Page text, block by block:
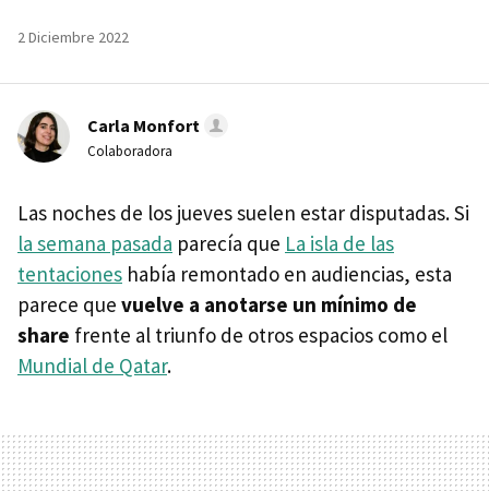
2 Diciembre 2022
Carla Monfort
Colaboradora
Las noches de los jueves suelen estar disputadas. Si
la semana pasada parecía que La isla de las
tentaciones había remontado en audiencias, esta
parece que vuelve a anotarse un mínimo de
share frente al triunfo de otros espacios como el
Mundial de Qatar.